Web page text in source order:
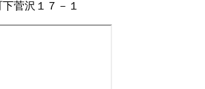
菅沢１７－１